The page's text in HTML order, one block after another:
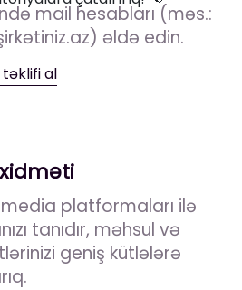
mail hesabları (məs.:
əldə edin.
al
platformaları ilə
tanıdır, məhsul və
geniş kütlələrə